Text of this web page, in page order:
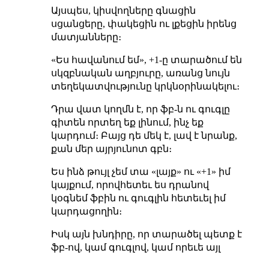
Այսպես, կիսվողները գնացին
սցանցերը, փակեցին ու լքեցին իրենց
մատյանները։
«Ես հավանում եմ», +1-ը տարածում են
սկզբնական աղբյուրը, առանց նույն
տեղեկատվությունը կրկնօրինակելու։
Դրա վատ կողմն է, որ ֆբ-ն ու գուգլը
գիտեն որտեղ եք լինում, ինչ եք
կարդում։ Բայց դե մեկ է, լավ է նրանք,
քան մեր այրյունոտ գբն։
Ես ինձ թույլ չեմ տա «լայք» ու «+1» իմ
կայքում, որովհետեւ ես դրանով
կօգնեմ ֆբին ու գուգլին հետեւել իմ
կարդացողին։
Իսկ այն խնդիրը, որ տարածել պետք է
ֆբ-ով, կամ գուգլով, կամ որեւե այլ